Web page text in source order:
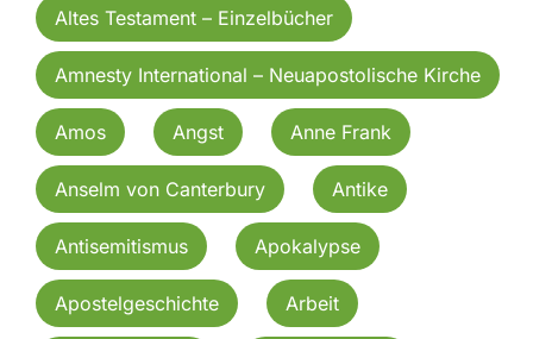
Altes Testament – Einzelbücher
Amnesty International – Neuapostolische Kirche
Amos Angst Anne Frank
Anselm von Canterbury Antike
Antisemitismus Apokalypse
Apostelgeschichte Arbeit